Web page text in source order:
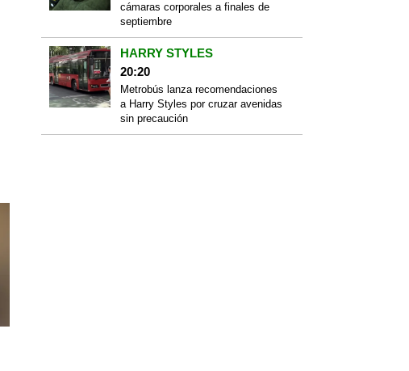
cámaras corporales a finales de
septiembre
HARRY STYLES
20:20
Metrobús lanza recomendaciones
a Harry Styles por cruzar avenidas
sin precaución